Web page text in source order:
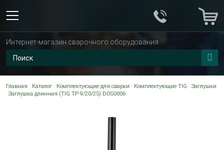
Интернет-магазин сварочного оборудования
Главная Каталог Комплектующие для сварки Комплектующие TIG
Заглушки
Заглушка длинная (TIG TP 9/20/25) DOS0006